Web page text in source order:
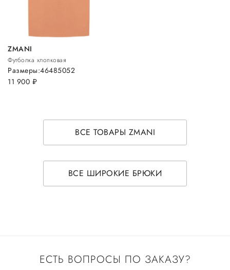
ZMANI
Футболка хлопковая
11 900 руб.
Размеры:46485052
ВСЕ ТОВАРЫ ZMANI
ВСЕ ШИРОКИЕ БРЮКИ
ЕСТЬ ВОПРОСЫ ПО ЗАКАЗУ?